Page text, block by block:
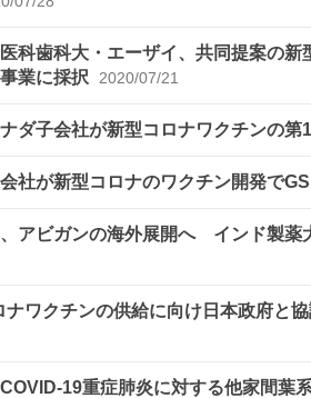
科歯科大・エーザイ、共同提案の
業に採択
2020/07/21
ダ子会社が新型コロナワクチンの
社が新型コロナのワクチン開発で
アビガンの海外展開へ インド製薬
ナワクチンの供給に向け日本政府と
19重症肺炎に対する他家間葉